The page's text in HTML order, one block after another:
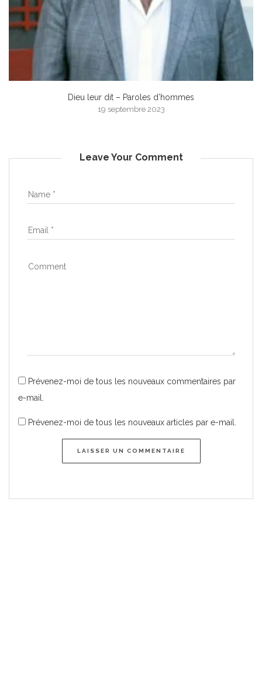
Dieu leur dit – Paroles d’hommes
19 septembre 2023
Leave Your Comment
Prévenez-moi de tous les nouveaux commentaires par
e-mail.
Prévenez-moi de tous les nouveaux articles par e-mail.
LAISSER UN COMMENTAIRE